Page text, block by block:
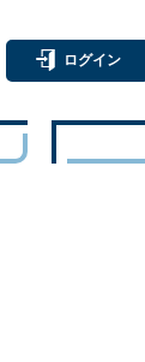
ログイン